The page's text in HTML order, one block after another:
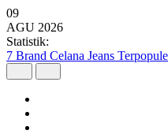
09
AGU 2026
Statistik:
7 Brand Celana Jeans